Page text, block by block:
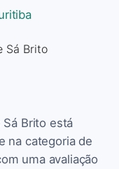
Brito está
na categoria de
uma avaliação